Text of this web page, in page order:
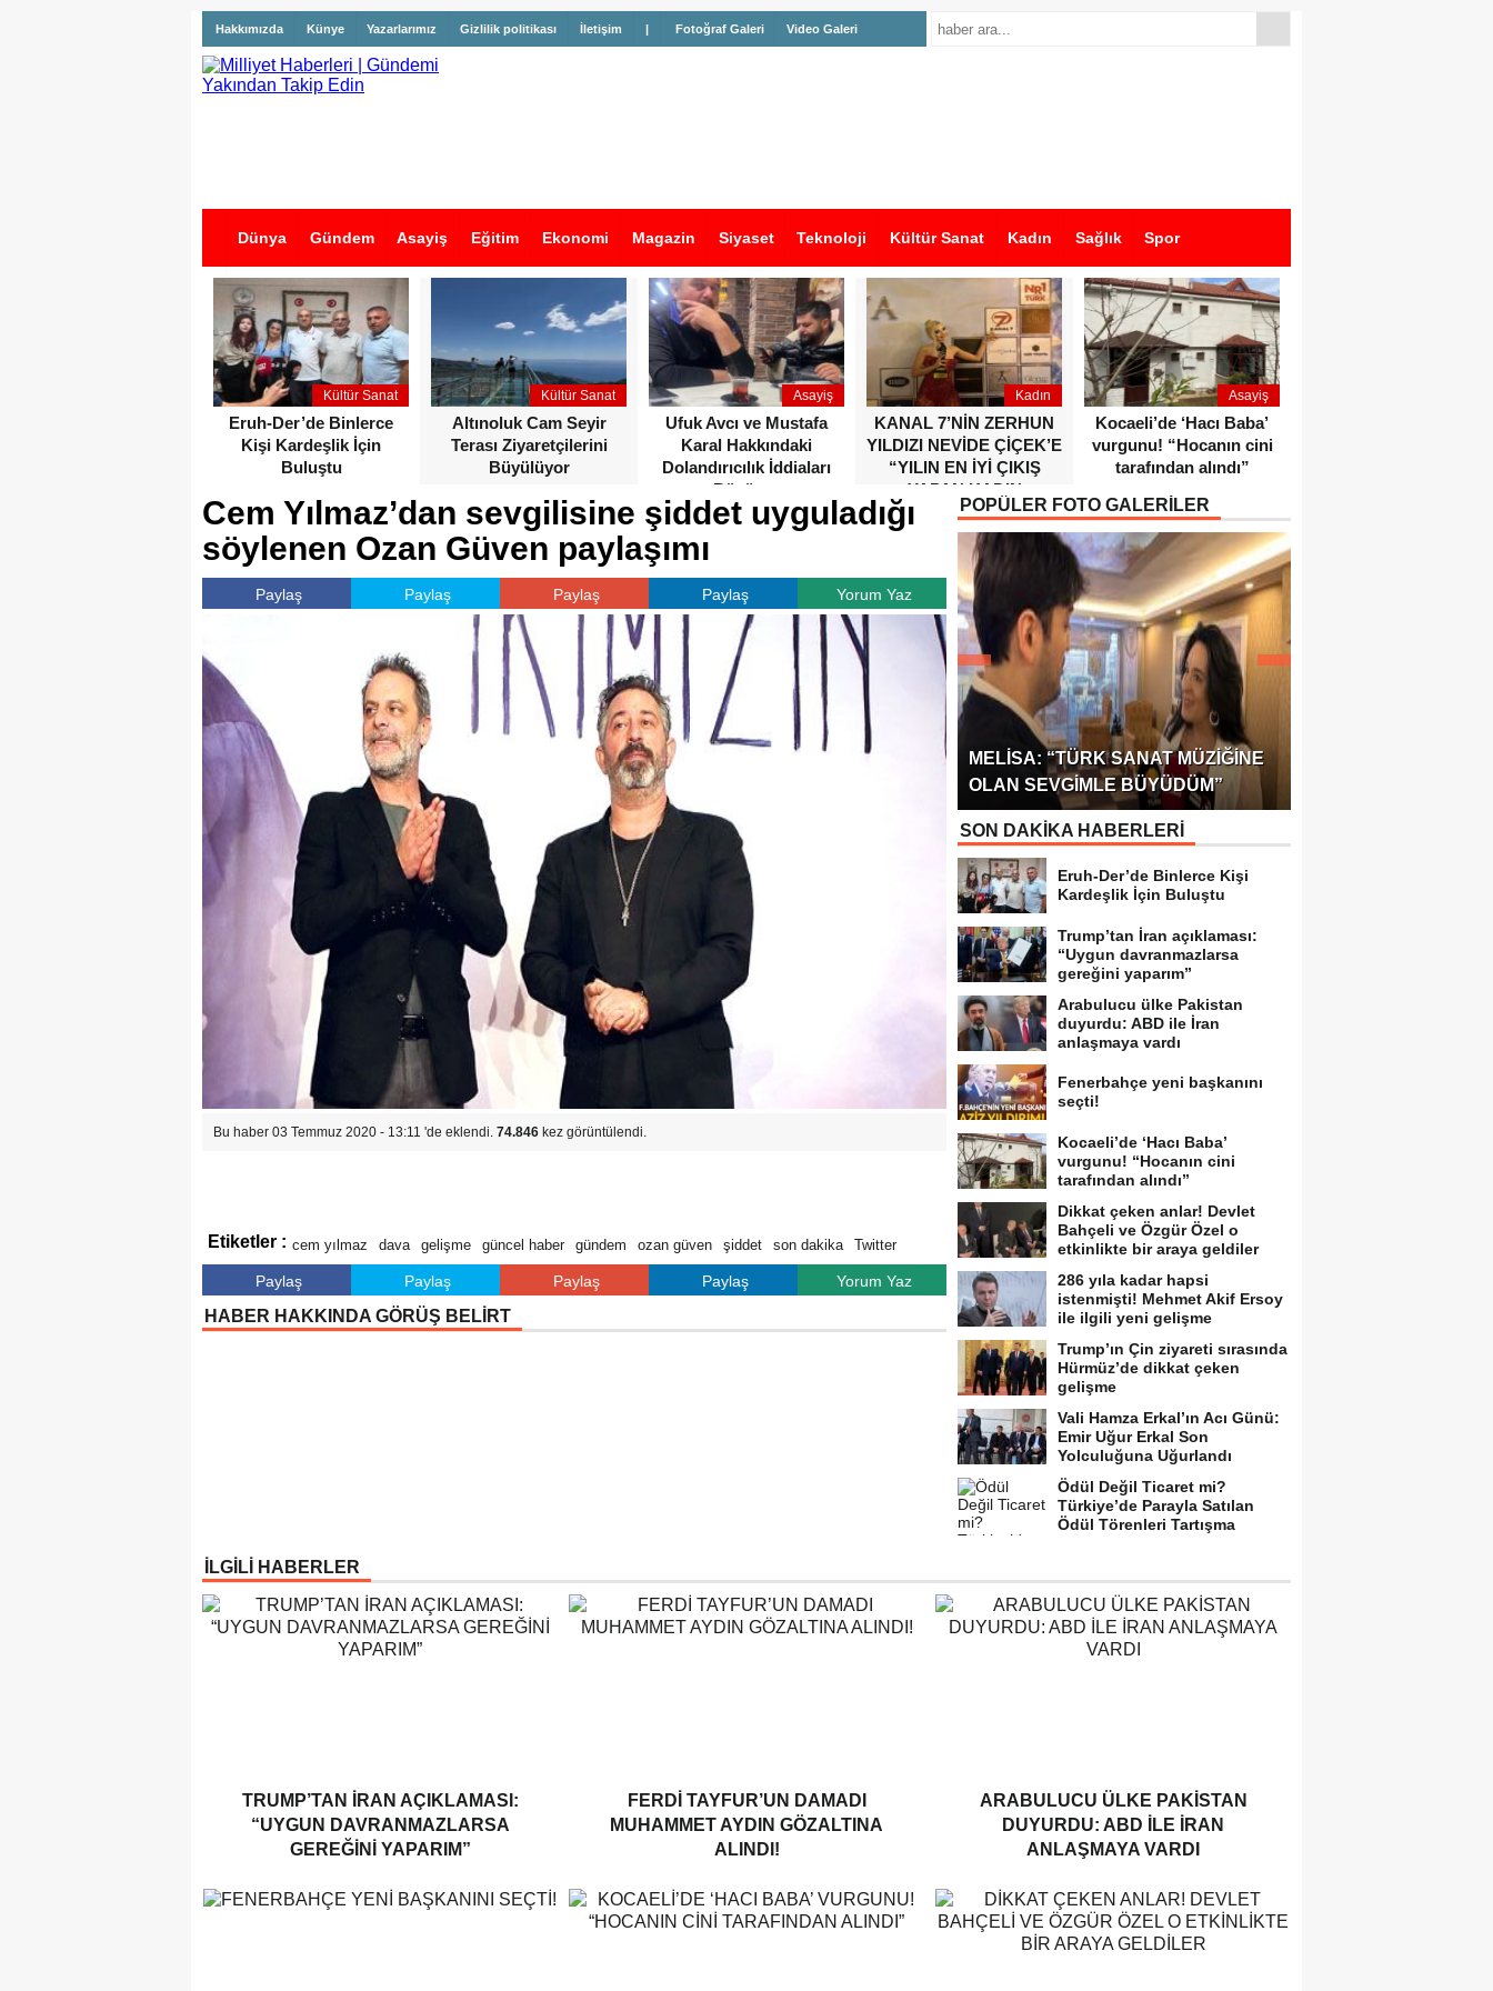
Hakkımızda Künye Yazarlarımız Gizlilik politikası İletişim | Fotoğraf Galeri Video Galeri
Dünya Gündem Asayiş Eğitim Ekonomi Magazin Siyaset Teknoloji Kültür Sanat Kadın Sağlık Spor
İş İlanları
Kültür Sanat
Eruh-Der’de Binlerce
Kişi Kardeşlik İçin
Buluştu
Kültür Sanat
Altınoluk Cam Seyir
Terası Ziyaretçilerini
Büyülüyor
Asayiş
Ufuk Avcı ve Mustafa
Karal Hakkındaki
Dolandırıcılık İddiaları
Büyüyor
Kadın
KANAL 7’NİN ZERHUN
YILDIZI NEVİDE ÇİÇEK’E
“YILIN EN İYİ ÇIKIŞ
YAPAN KADIN
OYUNCUSU” ÖDÜLÜ!
Asayiş
Kocaeli’de ‘Hacı Baba’
vurgunu! “Hocanın cini
tarafından alındı”
Cem Yılmaz’dan sevgilisine şiddet uyguladığı
söylenen Ozan Güven paylaşımı
Paylaş Paylaş Paylaş Paylaş Yorum Yaz
Bu haber 03 Temmuz 2020 - 13:11 'de eklendi. 74.846 kez görüntülendi.
Etiketler : cem yılmaz dava gelişme güncel haber gündem ozan güven şiddet son dakika Twitter
Paylaş Paylaş Paylaş Paylaş Yorum Yaz
HABER HAKKINDA GÖRÜŞ BELİRT
POPÜLER FOTO GALERİLER
MELISA: “TÜRK SANAT MÜZIĞINE
OLAN SEVGIMLE BÜYÜDÜM”
SON DAKİKA HABERLERİ
Eruh-Der’de Binlerce Kişi
Kardeşlik İçin Buluştu
Trump’tan İran açıklaması:
“Uygun davranmazlarsa
gereğini yaparım”
Arabulucu ülke Pakistan
duyurdu: ABD ile İran
anlaşmaya vardı
Fenerbahçe yeni başkanını
seçti!
Kocaeli’de ‘Hacı Baba’
vurgunu! “Hocanın cini
tarafından alındı”
Dikkat çeken anlar! Devlet
Bahçeli ve Özgür Özel o
etkinlikte bir araya geldiler
286 yıla kadar hapsi
istenmişti! Mehmet Akif Ersoy
ile ilgili yeni gelişme
Trump’ın Çin ziyareti sırasında
Hürmüz’de dikkat çeken
gelişme
Vali Hamza Erkal’ın Acı Günü:
Emir Uğur Erkal Son
Yolculuğuna Uğurlandı
Ödül Değil Ticaret mi?
Türkiye’de Parayla Satılan
Ödül Törenleri Tartışma
İLGİLİ HABERLER
TRUMP’TAN İRAN AÇIKLAMASI:
“UYGUN DAVRANMAZLARSA
GEREĞINI YAPARIM”
FERDI TAYFUR’UN DAMADI
MUHAMMET AYDIN GÖZALTINA
ALINDI!
ARABULUCU ÜLKE PAKISTAN
DUYURDU: ABD ILE İRAN
ANLAŞMAYA VARDI